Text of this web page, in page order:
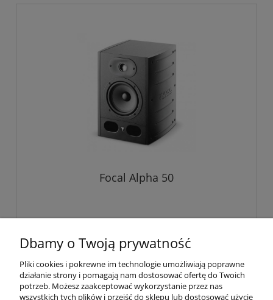
Focal Alpha 50
1 254,00 zł
« 1 2 »
Dbamy o Twoją prywatność
Pliki cookies i pokrewne im technologie umożliwiają poprawne
działanie strony i pomagają nam dostosować ofertę do Twoich
potrzeb. Możesz zaakceptować wykorzystanie przez nas
wszystkich tych plików i przejść do sklepu lub dostosować użycie